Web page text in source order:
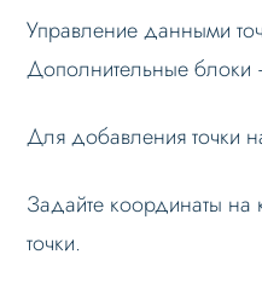
Блоки / секции сайта
Как изменить
Личный кабинет
Управление данными
Дополнительные блоки
Для добавления точки
Задайте координаты на
точки.